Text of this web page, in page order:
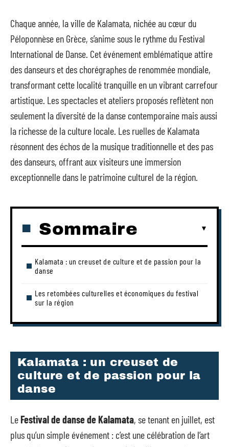
Chaque année, la ville de Kalamata, nichée au cœur du
Péloponnèse en Grèce, s’anime sous le rythme du Festival
International de Danse. Cet événement emblématique attire
des danseurs et des chorégraphes de renommée mondiale,
transformant cette localité tranquille en un vibrant carrefour
artistique. Les spectacles et ateliers proposés reflètent non
seulement la diversité de la danse contemporaine mais aussi
la richesse de la culture locale. Les ruelles de Kalamata
résonnent des échos de la musique traditionnelle et des pas
des danseurs, offrant aux visiteurs une immersion
exceptionnelle dans le patrimoine culturel de la région.
Sommaire
Kalamata : un creuset de culture et de passion pour la
danse
Les retombées culturelles et économiques du festival
sur la région
Kalamata : un creuset de
culture et de passion pour la
danse
LeFestival de danse de Kalamata, se tenant en juillet, est
plus qu’un simple événement : c’est une célébration de l’art